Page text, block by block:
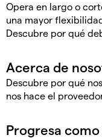
Opera en largo o
una mayor
Descubre por qué
Descubre por qué
nos hace el